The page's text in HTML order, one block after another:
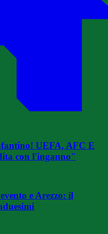
UEFA, AFC E
con l'inganno"
e Arezzo: il